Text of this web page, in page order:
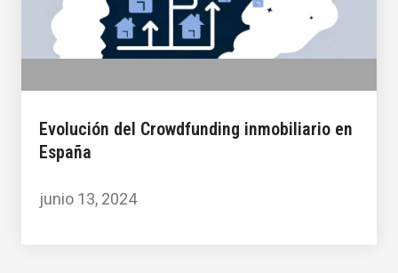
Evolución del Crowdfunding inmobiliario en
España
junio 13, 2024